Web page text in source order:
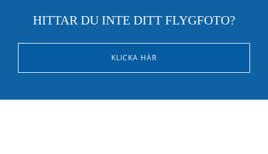
HITTAR DU INTE DITT FLYGFOTO?
KLICKA HÄR